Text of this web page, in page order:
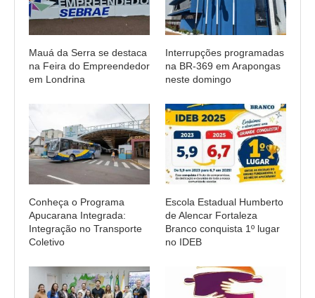
Mauá da Serra se destaca
na Feira do Empreendedor
em Londrina
Interrupções programadas
na BR-369 em Arapongas
neste domingo
Conheça o Programa
Apucarana Integrada:
Integração no Transporte
Coletivo
Escola Estadual Humberto
de Alencar Fortaleza
Branco conquista 1º lugar
no IDEB